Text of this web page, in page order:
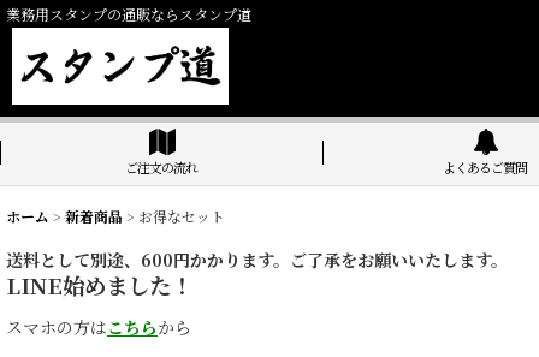
業務用スタンプの通販ならスタンプ道
ご注文の流れ よくあるご質問
ホーム > 新着商品 > お得なセット
送料として別途、600円かかります。ご了承をお願いいたします。
LINE始めました！
スマホの方はこちらから